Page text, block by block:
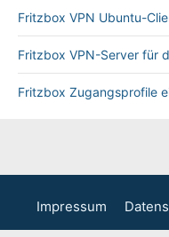
Fritzbox VPN Ubuntu-
Fritzbox VPN-Server für
Fritzbox Zugangsprofile
Impressum